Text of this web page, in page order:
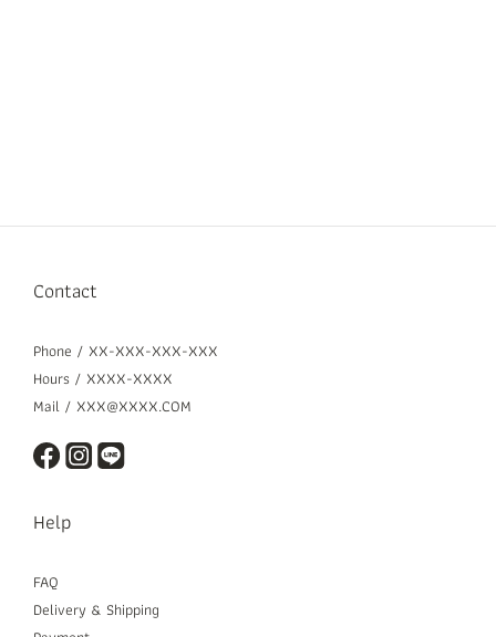
Contact
Phone / XX-XXX-XXX-XXX
Hours / XXXX-XXXX
Mail / XXX@XXXX.COM
Help
FAQ
Delivery & Shipping